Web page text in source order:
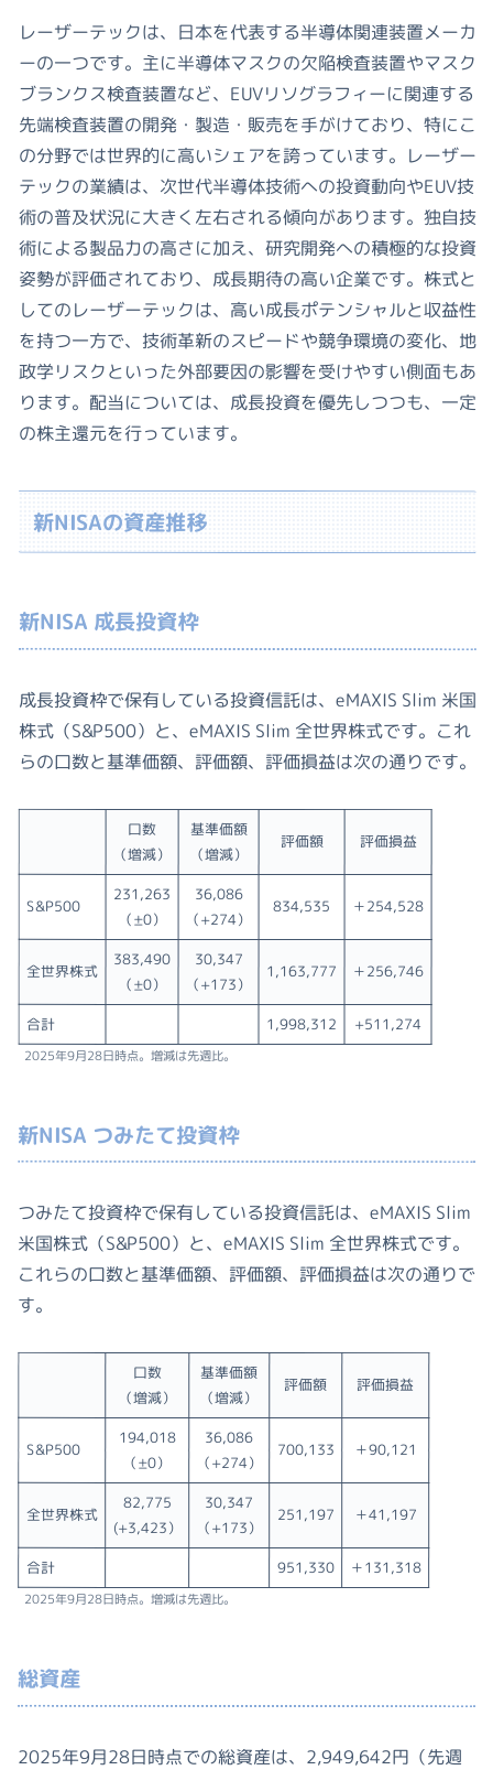
レーザーテックは、日本を代表する半導体関連装置メーカ
ーの一つです。主に半導体マスクの欠陥検査装置やマスク
ブランクス検査装置など、EUVリソグラフィーに関連する
先端検査装置の開発・製造・販売を手がけており、特にこ
の分野では世界的に高いシェアを誇っています。レーザー
テックの業績は、次世代半導体技術への投資動向やEUV技
術の普及状況に大きく左右される傾向があります。独自技
術による製品力の高さに加え、研究開発への積極的な投資
姿勢が評価されており、成長期待の高い企業です。株式と
してのレーザーテックは、高い成長ポテンシャルと収益性
を持つ一方で、技術革新のスピードや競争環境の変化、地
政学リスクといった外部要因の影響を受けやすい側面もあ
ります。配当については、成長投資を優先しつつも、一定
の株主還元を行っています。
新NISAの資産推移
新NISA 成長投資枠
成長投資枠で保有している投資信託は、eMAXIS Slim 米国
株式（S&P500）と、eMAXIS Slim 全世界株式です。これ
らの口数と基準価額、評価額、評価損益は次の通りです。
口数
（増減）
基準価額
（増減）
評価額 評価損益
S&P500
231,263
（±0）
36,086
（+274）
834,535 ＋254,528
全世界株式
383,490
（±0）
30,347
（+173）
1,163,777 ＋256,746
合計 1,998,312 +511,274
2025年9月28日時点。増減は先週比。
新NISA つみたて投資枠
つみたて投資枠で保有している投資信託は、eMAXIS Slim
米国株式（S&P500）と、eMAXIS Slim 全世界株式です。
これらの口数と基準価額、評価額、評価損益は次の通りで
す。
口数
（増減）
基準価額
（増減）
評価額 評価損益
S&P500
194,018
（±0）
36,086
（+274）
700,133 ＋90,121
全世界株式
82,775
(+3,423）
30,347
（+173）
251,197 ＋41,197
合計 951,330 ＋131,318
2025年9月28日時点。増減は先週比。
総資産
2025年9月28日時点での総資産は、2,949,642円（先週